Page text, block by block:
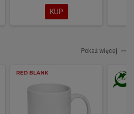
KUP
Pokaż więcej trending_flat